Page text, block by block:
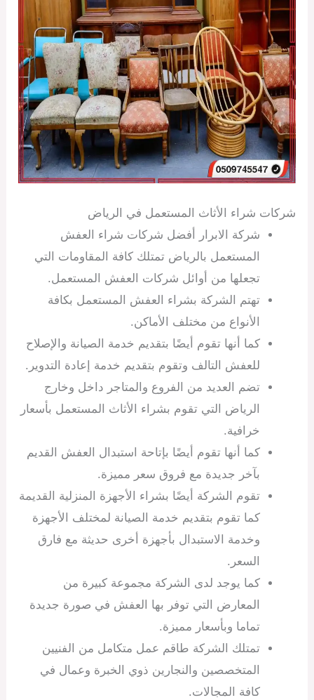
شركات شراء الأثاث المستعمل في الرياض
شركة الابرار أفضل شركات شراء العفش
المستعمل بالرياض تمتلك كافة المقاومات التي
تجعلها من أوائل شركات العفش المستعمل.
تهتم الشركة بشراء العفش المستعمل بكافة
الأنواع من مختلف الأماكن.
كما أنها تقوم أيضًا بتقديم خدمة الصيانة والإصلاح
للعفش التالف وتقوم بتقديم خدمة إعادة التدوير.
تضم العديد من الفروع والمتاجر داخل وخارج
الرياض التي تقوم بشراء الأثاث المستعمل بأسعار
خرافية.
كما أنها تقوم أيضًا بإتاحة استبدال العفش القديم
بآخر جديدة مع فروق سعر مميزة.
تقوم الشركة أيضًا بشراء الأجهزة المنزلية القديمة
كما تقوم بتقديم خدمة الصيانة لمختلف الأجهزة
وخدمة الاستبدال بأجهزة أخرى حديثة مع فارق
السعر.
كما يوجد لدى الشركة مجموعة كبيرة من
المعارض التي توفر بها العفش في صورة جديدة
تماما وبأسعار مميزة.
تمتلك الشركة طاقم عمل متكامل من الفنيين
المتخصصين والنجارين ذوي الخبرة وعمال في
كافة المجالات.